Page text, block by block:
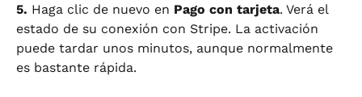
5. Haga clic de nuevo en Pago con tarjeta. Verá el
estado de su conexión con Stripe. La activación
puede tardar unos minutos, aunque normalmente
es bastante rápida.